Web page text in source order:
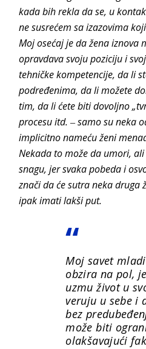
kada bih rekla da se, u
ne susrećem sa izazovima
Moj osećaj je da žena iznova
opravdava svoju poziciju i
tehničke kompetencije, da li
podređenima, da li možete
tim, da li ćete biti dovoljno
procesu itd. ‒ samo su neka
implicitno nameću ženi
Nekada to može da umori,
snagu, jer svaka pobeda i
znači da će sutra neka druga
ipak imati lakši put.
Moj savet
obzira na pol,
uzmu život u
veruju u sebe i
bez
može biti
olakšavajući